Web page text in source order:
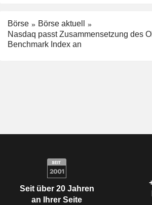
Börse
Börse aktuell
Nasdaq passt Zusammensetzung des
Benchmark Index an
Seit über 20 Jahren
an Ihrer Seite